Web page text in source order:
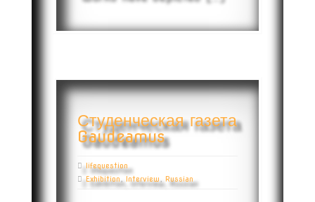
Студенческая газета
Gaudeamus
lifequestion
Exhibition, Interview, Russian